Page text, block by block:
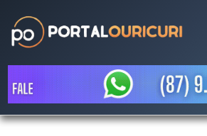
content